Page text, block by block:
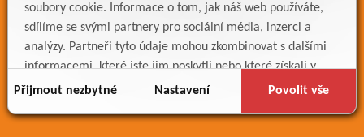
soubory cookie. Informace o tom, jak náš web používáte,
sdílíme se svými partnery pro sociální média, inzerci a
analýzy. Partneři tyto údaje mohou zkombinovat s dalšími
informacemi, které jste jim poskytli nebo které získali v
důsledku toho, že používáte jejich služby.
Přijmout nezbytné Nastavení Povolit vše
Bakaláři
Jídelníček
Meteostanice